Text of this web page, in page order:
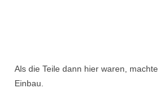
Als die Teile dann hier waren, machte
Einbau.